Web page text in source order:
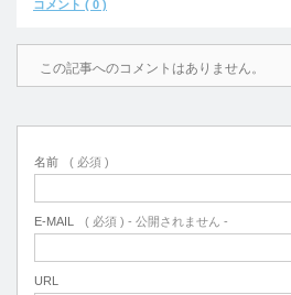
コメント ( 0 )
この記事へのコメントはありません。
名前 ( 必須 )
E-MAIL ( 必須 ) - 公開されません -
URL